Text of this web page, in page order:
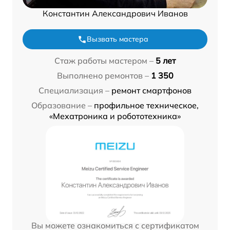
Константин Александрович Иванов
Вызвать мастера
Стаж работы мастером – 5 лет
Выполнено ремонтов – 1 350
Специализация – ремонт смартфонов
Образование – профильное техническое,
«Мехатроника и робототехника»
Вы можете ознакомиться с сертификатом